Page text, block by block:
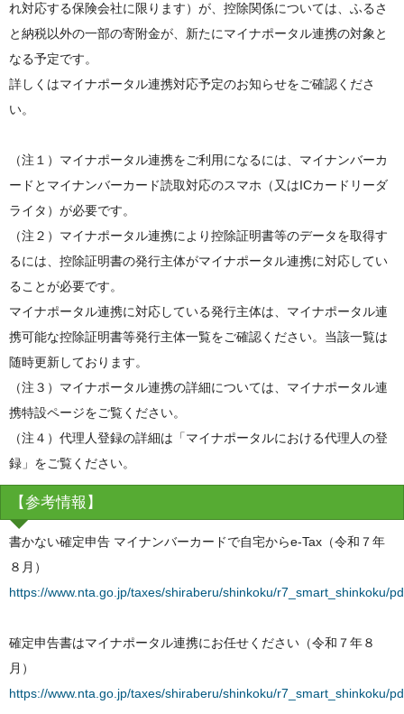
れ対応する保険会社に限ります）が、控除関係については、ふるさ
と納税以外の一部の寄附金が、新たにマイナポータル連携の対象と
なる予定です。
詳しくはマイナポータル連携対応予定のお知らせをご確認くださ
い。
（注１）マイナポータル連携をご利用になるには、マイナンバーカ
ードとマイナンバーカード読取対応のスマホ（又はICカードリーダ
ライタ）が必要です。
（注２）マイナポータル連携により控除証明書等のデータを取得す
るには、控除証明書の発行主体がマイナポータル連携に対応してい
ることが必要です。
マイナポータル連携に対応している発行主体は、マイナポータル連
携可能な控除証明書等発行主体一覧をご確認ください。当該一覧は
随時更新しております。
（注３）マイナポータル連携の詳細については、マイナポータル連
携特設ページをご覧ください。
（注４）代理人登録の詳細は「マイナポータルにおける代理人の登
録」をご覧ください。
【参考情報】
書かない確定申告 マイナンバーカードで自宅からe-Tax（令和７年
８月）
https://www.nta.go.jp/taxes/shiraberu/shinkoku/r7_smart_shinkoku/
確定申告書はマイナポータル連携にお任せください（令和７年８
月）
https://www.nta.go.jp/taxes/shiraberu/shinkoku/r7_smart_shinkoku/